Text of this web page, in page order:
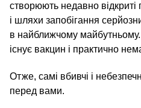
створюють недавно відкриті
і шляхи запобігання
в найближчому
існує вакцин і практично
Отже, самі вбивчі і
перед вами.